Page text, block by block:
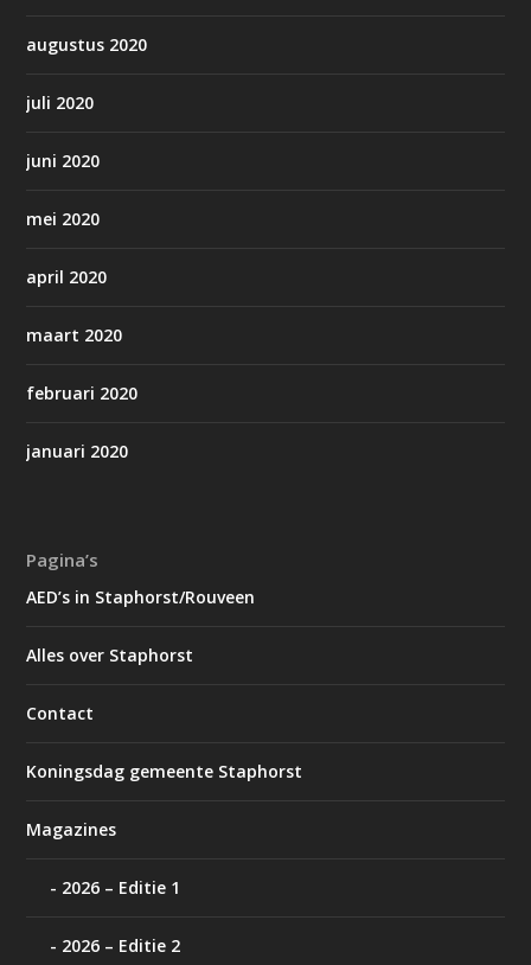
augustus 2020
juli 2020
juni 2020
mei 2020
april 2020
maart 2020
februari 2020
januari 2020
Pagina’s
AED’s in Staphorst/Rouveen
Alles over Staphorst
Contact
Koningsdag gemeente Staphorst
Magazines
2026 – Editie 1
2026 – Editie 2